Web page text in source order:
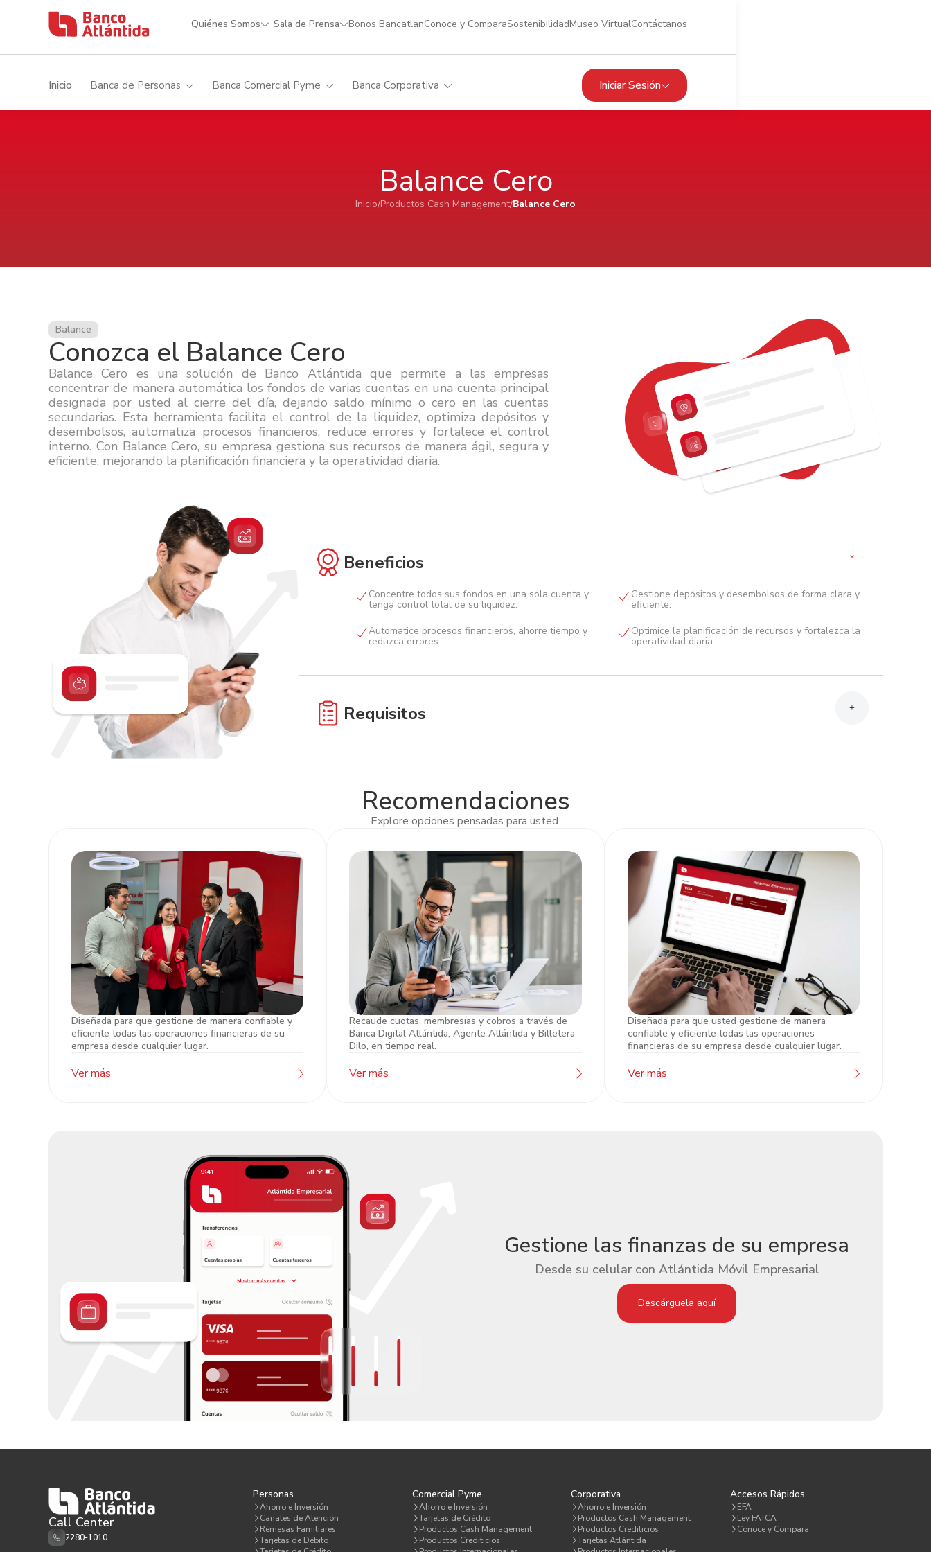
Quiénes Somos Sala de Prensa Bonos BancatlanConoce y ComparaSostenibilidadMuseo VirtualContáctanos
Inicio Banca de Personas Banca Comercial Pyme Banca Corporativa Iniciar Sesión
Balance Cero
Inicio Productos Cash Management Balance Cero
Balance
Conozca el Balance Cero
Balance Cero es una solución de Banco Atlántida que permite a las empresas
concentrar de manera automática los fondos de varias cuentas en una cuenta principal
designada por usted al cierre del día, dejando saldo mínimo o cero en las cuentas
secundarias. Esta herramienta facilita el control de la liquidez, optimiza depósitos y
desembolsos, automatiza procesos financieros, reduce errores y fortalece el control
interno. Con Balance Cero, su empresa gestiona sus recursos de manera ágil, segura y
eficiente, mejorando la planificación financiera y la operatividad diaria.
Beneficios +
Concentre todos sus fondos en una sola cuenta y
tenga control total de su liquidez.
Gestione depósitos y desembolsos de forma clara y
eficiente.
Automatice procesos financieros, ahorre tiempo y
reduzca errores.
Optimice la planificación de recursos y fortalezca la
operatividad diaria.
Requisitos +
Recomendaciones
Explore opciones pensadas para usted.
Atención Banca de Empresas
Diseñada para que gestione de manera confiable y
eficiente todas las operaciones financieras de su
empresa desde cualquier lugar.
Ver más
Caja Empresarial
Recaude cuotas, membresías y cobros a través de
Banca Digital Atlántida, Agente Atlántida y Billetera
Dilo, en tiempo real.
Ver más
Atlántida Online Empresarial
Diseñada para que usted gestione de manera
confiable y eficiente todas las operaciones
financieras de su empresa desde cualquier lugar.
Ver más
Gestione las finanzas de su empresa
Desde su celular con Atlántida Móvil Empresarial
Descárguela aquí
Call Center
2280-1010
Personas
Ahorro e Inversión
Canales de Atención
Remesas Familiares
Tarjetas de Débito
Comercial Pyme
Ahorro e Inversión
Tarjetas de Crédito
Productos Cash Management
Productos Crediticios
Corporativa
Ahorro e Inversión
Productos Cash Management
Productos Crediticios
Tarjetas Atlántida
Accesos Rápidos
EFA
Ley FATCA
Conoce y Compara